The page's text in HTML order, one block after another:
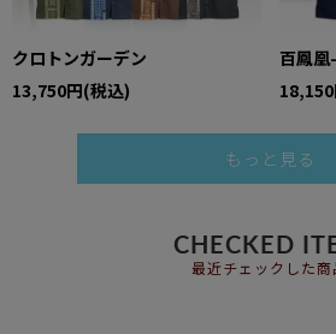
クロトンガーデン
13,750円(税込)
百鳳凰
もっと見る
CHECKED
最近チェックした商